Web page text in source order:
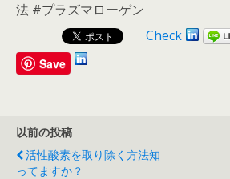
法 #プラズマローゲン
Check
Save
以前の投稿
活性酸素を取り除く方法知
ってますか？